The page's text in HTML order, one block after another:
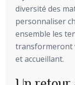
diversité des
personnaliser
ensemble les
transformeront
et accueillant.